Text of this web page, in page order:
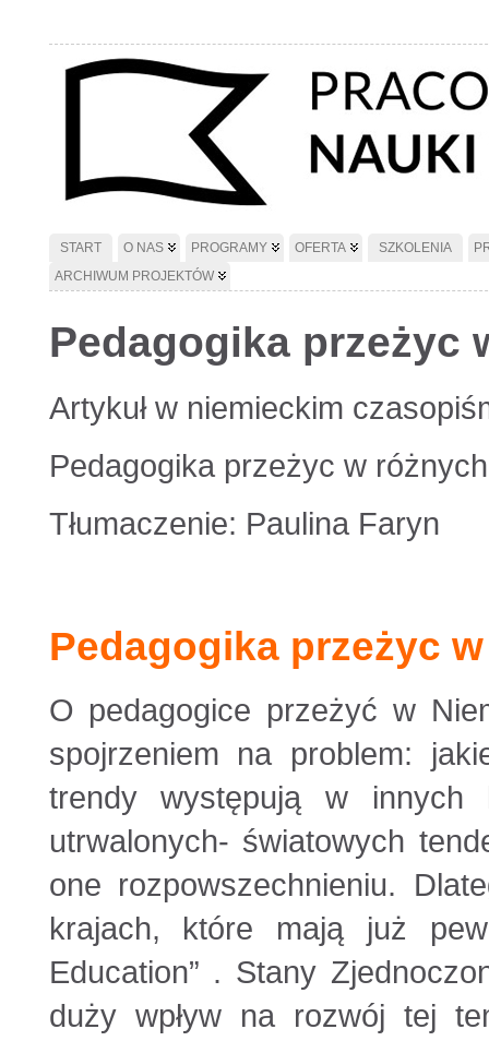
START O NAS PROGRAMY OFERTA SZKOLENIA
ARCHIWUM PROJEKTÓW
Pedagogika przeżyc
Artykuł w niemieckim
Pedagogika przeżyc w
Tłumaczenie: Paulina Faryn
Pedagogika przeżyc
O pedagogice przeżyć w
spojrzeniem na problem:
trendy występują w innych
utrwalonych- światowych
one rozpowszechnieniu.
krajach, które mają już
Education” . Stany
duży wpływ na rozwój tej